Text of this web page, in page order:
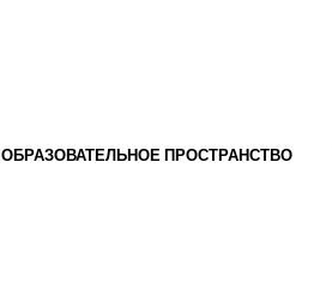
ОБРАЗОВАТЕЛЬНОЕ ПРОСТРАНСТВО